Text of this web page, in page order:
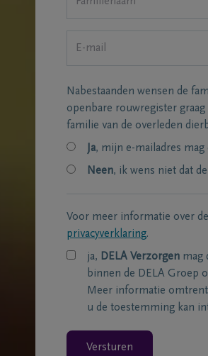
Nabestaanden wensen de
openbare rouwregister
familie van de overleden
Ja, mijn e-mailadres mag
Neen, ik wens niet dat
Voor meer informatie over
privacyverklaring.
ja, DELA Verzorgen mag
binnen de DELA Groep
Meer informatie
u de toestemming kan
Versturen